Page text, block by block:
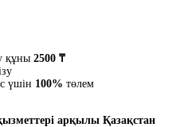
құны 2500 ₸
үшін 100% төлем
арқылы Қазақстан